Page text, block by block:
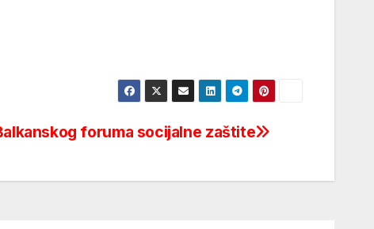
foruma socijalne zaštite